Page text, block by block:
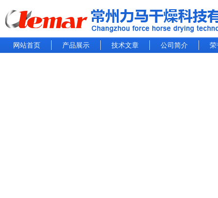
网站首页 产品展示 技术文章 公司简介 荣